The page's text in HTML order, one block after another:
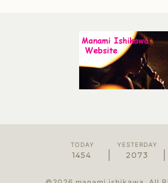
TODAY
1454
YESTERDAY
2073